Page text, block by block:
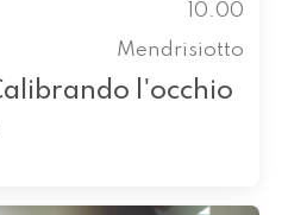
10.00
Mendrisiotto
l'occhio